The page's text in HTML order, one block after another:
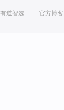
有道智选 官方博客